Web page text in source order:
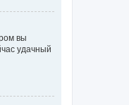
вы
удачный